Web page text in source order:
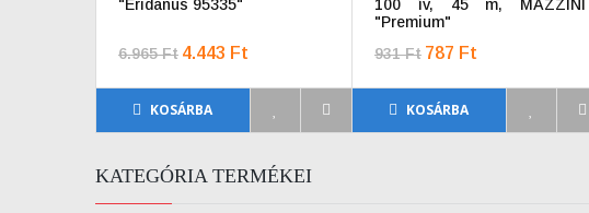
"Eridanus 95335"
6.965 Ft 4.443 Ft
KOSÁRBA
100 ív, 45 m, MAZZINI
"Premium"
931 Ft 787 Ft
KOSÁRBA
KATEGÓRIA TERMÉKEI